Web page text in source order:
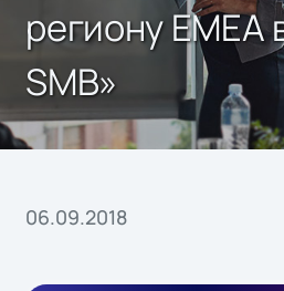
региону EMEA
SMB»
06.09.2018